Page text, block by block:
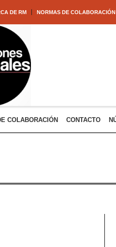
DE RM NORMAS DE COLABORACIÓN
COLABORACIÓN CONTACTO